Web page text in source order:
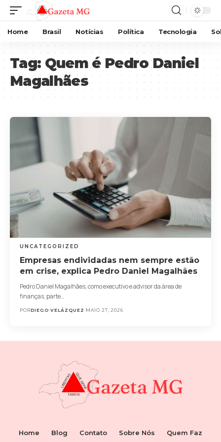
Home Brasil Notícias Política Tecnologia
Tag: Quem é Pedro Daniel
Magalhães
UNCATEGORIZED
Empresas endividadas nem sempre estão
em crise, explica Pedro Daniel Magalhães
Pedro Daniel Magalhães, como executivo e advisor da área de
finanças, parte…
PORDIEGO VELÁZQUEZ MAIO 27, 2026
Home Blog Contato Sobre Nós Quem Faz